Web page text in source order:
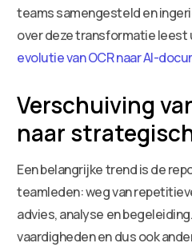
teams samengesteld en
over deze transformatie leest
evolutie van OCR naar AI-
Verschuiving
naar
Een belangrijke trend is de
teamleden: weg van
advies, analyse en
vaardigheden en dus ook